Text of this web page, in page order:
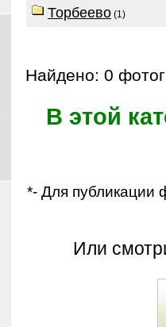
Торбеево (1)
Найдено: 0
В этой
*- Для публикации
Или